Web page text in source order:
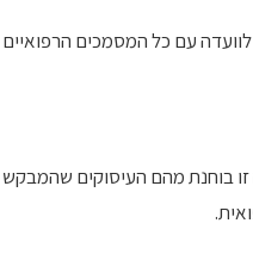
עם כל המסמכים
בוחנת מהם העיסוקים